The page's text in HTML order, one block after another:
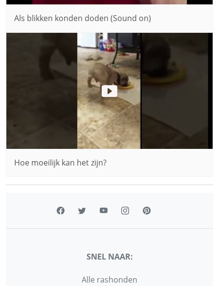
Als blikken konden doden (Sound on)
Hoe moeilijk kan het zijn?
SNEL NAAR:
Alle rashonden